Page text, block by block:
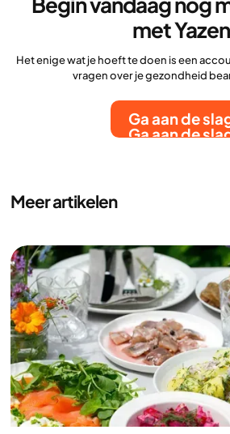
met Yazen
Het enige wat je hoeft te doen is een
vragen over je gezondheid
Ga aan de
Ga aan de
Meer artikelen